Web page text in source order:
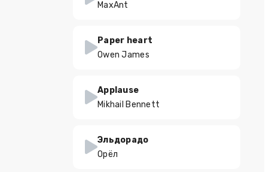
MaxAnt
Paper heart
Owen James
Applause
Mikhail Bennett
Эльдорадо
Орёл